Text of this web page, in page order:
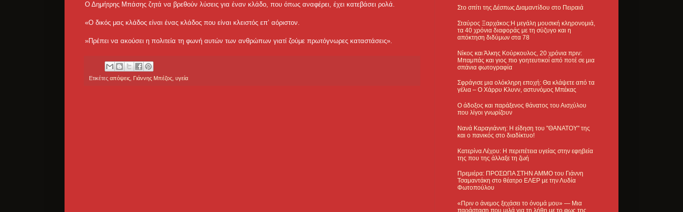
Ο Δημήτρης Μπάσης ζητά να βρεθούν λύσεις για έναν κλάδο, που όπως αναφέρει, έχει κατεβάσει ρολά.
«Ο δικός μας κλάδος είναι ένας κλάδος που είναι κλειστός επ’ αόριστον.
»Πρέπει να ακούσει η πολιτεία τη φωνή αυτών των ανθρώπων γιατί ζούμε πρωτόγνωρες καταστάσεις».
Ετικέτες απόψεις Γιάννης Μπέζος υγεία
Στο σπίτι της Δέσπως Διαμαντίδου στο Πειραιά
Σταύρος Ξαρχάκος:Η μεγάλη μουσική κληρονομιά,
τα 40 χρόνια διαφοράς με τη σύζυγο και η
απόκτηση διδύμων στα 78
Νίκος και Άλκης Κούρκουλος, 20 χρόνια πριν:
Μπαμπάς και γιος πιο γοητευτικοί από ποτέ σε μια
σπάνια φωτογραφία
Σφράγισε μια ολόκληρη εποχή: Θα κλάψετε από τα
γέλια – Ο Χάρρυ Κλυνν, αστυνόμος Μπέκας
Ο άδοξος και παράξενος θάνατος του Αισχύλου
που λίγοι γνωρίζουν
Νανά Καραγιάννη: Η είδηση του "ΘΑΝΑΤΟΥ" της
και ο πανικός στο διαδίκτυο!
Κατερίνα Λέχου: Η περιπέτεια υγείας στην εφηβεία
της που της άλλαξε τη ζωή
Πρεμιέρα: ΠΡΟΣΩΠΑ ΣΤΗΝ ΑΜΜΟ του Γιάννη
Τσαμαντάκη στο θέατρο ΕΛΕΡ με την Λυδία
Φωτοπούλου
«Πριν ο άνεμος ξεχάσει το όνομά μου» — Μια